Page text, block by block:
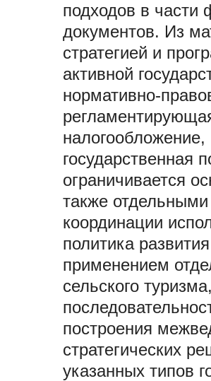
подходов в части
документов. Из
стратегией и
активной
нормативно-
налогообложение,
государственная
ограничивается
также
координации
политика
применением
сельского
построения
стратегических
указанных типов